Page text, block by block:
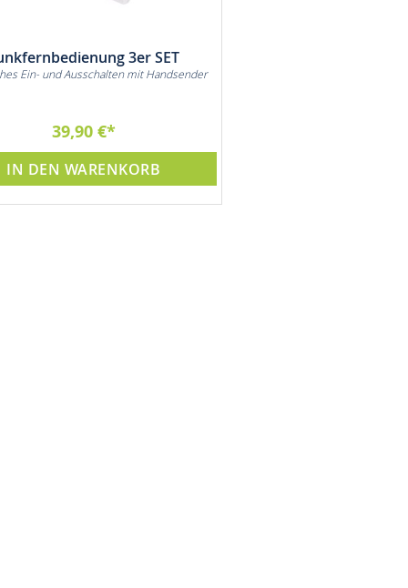
3er SET
Ein- und Ausschalten mit Handsender
39,90 €
IN DEN WARENKORB